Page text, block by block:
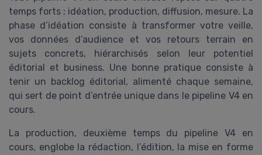
temps forts : idéation, production, diffusion, mesure. La
phase d’idéation consiste à transformer votre veille,
vos données d’audience et vos retours terrain en
sujets concrets, hiérarchisés selon leur potentiel
éditorial et business. Une bonne pratique consiste à
tenir un backlog éditorial, alimenté chaque semaine,
qui sert de point d’entrée unique dans le pipeline V4 en
cours.
La production, deuxième temps du pipeline V4 en
cours, englobe la rédaction, l’édition, la mise en forme